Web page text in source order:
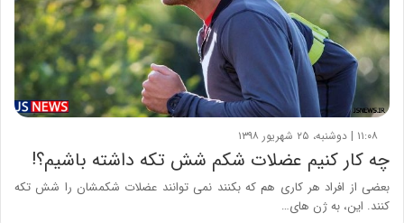
۱۱:۰۸ | دوشنبه، ۲۵ شهریور ۱۳۹۸
چه کار کنیم عضلات شکم شش تکه داشته باشیم؟!
بعضی از افراد هر کاری هم که بکنند نمی توانند عضلات شکمشان را شش تکه
کنند. این، به ژن های…